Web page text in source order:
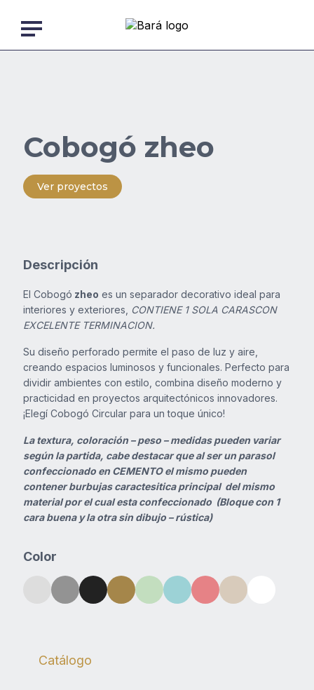
content
Obras
Contacto
Cobogó zheo
Ver proyectos
Descripción
El Cobogó zheo es un separador decorativo ideal para
interiores y exteriores,
CONTIENE 1 SOLA CARASCON
EXCELENTE TERMINACION.
Su diseño perforado permite el paso de luz y aire,
creando espacios luminosos y funcionales. Perfecto para
dividir ambientes con estilo, combina diseño moderno y
practicidad en proyectos arquitectónicos innovadores.
¡Elegí Cobogó Circular para un toque único!
La textura, coloración – peso – medidas pueden variar
según la partida, cabe destacar que al ser un parasol
confeccionado en CEMENTO el mismo pueden
contener burbujas caractesitica principal del mismo
material por el cual esta confeccionado (Bloque con 1
cara buena y la otra sin dibujo – rústica)
Color
Descargas
Catálogo